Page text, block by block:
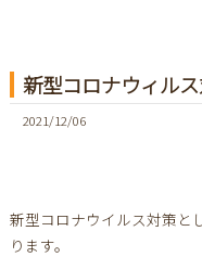
新型コロナウィル
2021/12/06
新型コロナウイルス対策と
ります。